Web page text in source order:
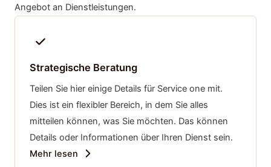
Angebot an Dienstleistungen.
Strategische Beratung
Teilen Sie hier einige Details für Service one mit.
Dies ist ein flexibler Bereich, in dem Sie alles
mitteilen können, was Sie möchten. Das können
Details oder Informationen über Ihren Dienst sein.
Mehr lesen